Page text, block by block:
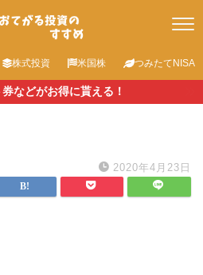
株式投資 米国株 つみたてNISA
などがお得に貰える！
2020年4月23日